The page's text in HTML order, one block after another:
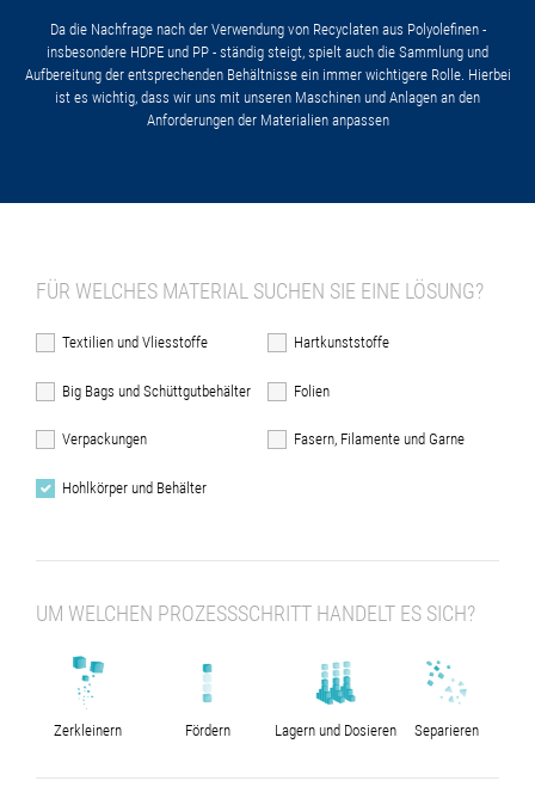
Da die Nachfrage nach der Verwendung von Recyclaten aus Polyolefinen -
insbesondere HDPE und PP - ständig steigt, spielt auch die Sammlung und
Aufbereitung der entsprechenden Behältnisse ein immer wichtigere Rolle. Hierbei
ist es wichtig, dass wir uns mit unseren Maschinen und Anlagen an den
Anforderungen der Materialien anpassen
FÜR WELCHES MATERIAL SUCHEN SIE EINE LÖSUNG?
Textilien und Vliesstoffe Hartkunststoffe
Big Bags und Schüttgutbehälter Folien
Verpackungen Fasern, Filamente und Garne
Hohlkörper und Behälter
UM WELCHEN PROZESSSCHRITT HANDELT ES SICH?
Zerkleinern Fördern Lagern und Dosieren Separieren